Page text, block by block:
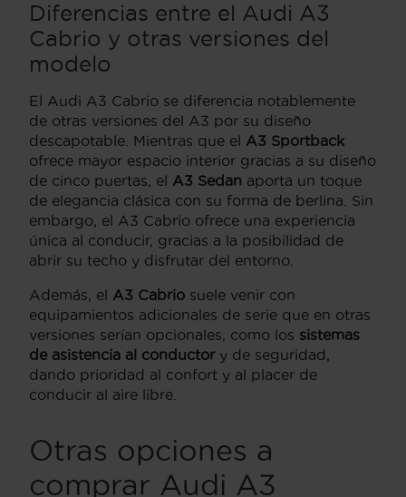
Diferencias entre el Audi A3
Cabrio y otras versiones del
modelo
El Audi A3 Cabrio se diferencia notablemente
de otras versiones del A3 por su diseño
descapotable. Mientras que el A3 Sportback
ofrece mayor espacio interior gracias a su diseño
de cinco puertas, el A3 Sedan aporta un toque
de elegancia clásica con su forma de berlina. Sin
embargo, el A3 Cabrio ofrece una experiencia
única al conducir, gracias a la posibilidad de
abrir su techo y disfrutar del entorno.
Además, el A3 Cabrio suele venir con
equipamientos adicionales de serie que en otras
versiones serían opcionales, como los sistemas
de asistencia al conductory de seguridad,
dando prioridad al confort y al placer de
conducir al aire libre.
Otras opciones a
comprar Audi A3